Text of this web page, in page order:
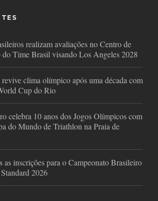
realizam avaliações no Centro de
do Time Brasil visando Los Angeles 2028
revive clima olímpico após uma década com
Cup do Rio
celebra 10 anos dos Jogos Olímpicos com
do Mundo de Triathlon na Praia de
as inscrições para o Campeonato Brasileiro
2026